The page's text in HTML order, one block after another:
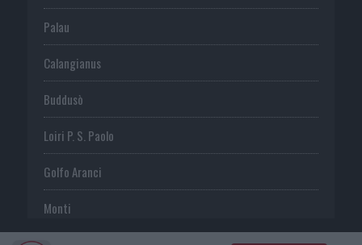
Palau
Calangianus
Buddusò
Loiri P. S. Paolo
Golfo Aranci
Monti